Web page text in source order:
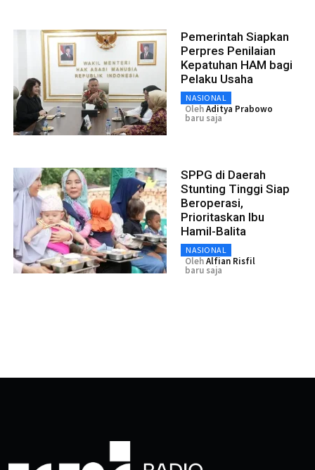
Pemerintah Siapkan
Perpres Penilaian
Kepatuhan HAM bagi
Pelaku Usaha
NASIONAL
OlehAditya Prabowo
baru saja
SPPG di Daerah
Stunting Tinggi Siap
Beroperasi,
Prioritaskan Ibu
Hamil-Balita
NASIONAL
OlehAlfian Risfil
baru saja